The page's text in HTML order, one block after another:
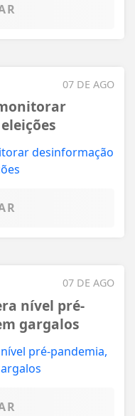
07 DE AGO
07 DE AGO
nível pré-
gargalos